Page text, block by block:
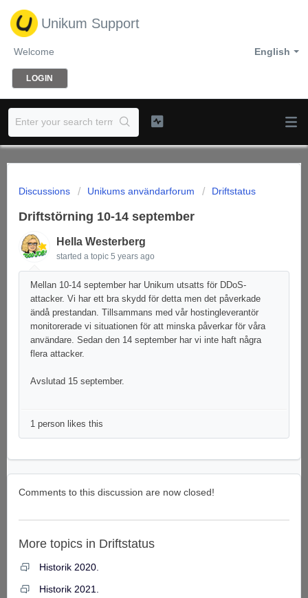
Unikum Support
English
Welcome
LOGIN
Discussions Unikums användarforum Driftstatus
Driftstörning 10-14 september
Hella Westerberg
started a topic 5 years ago
Mellan 10-14 september har Unikum utsatts för DDoS-
attacker. Vi har ett bra skydd för detta men det påverkade
ändå prestandan. Tillsammans med vår hostingleverantör
monitorerade vi situationen för att minska påverkar för våra
användare. Sedan den 14 september har vi inte haft några
flera attacker.
Avslutad 15 september.
1 person likes this
Comments to this discussion are now closed!
More topics in Driftstatus
Historik 2020.
Historik 2021.